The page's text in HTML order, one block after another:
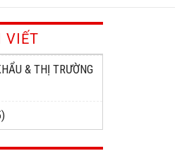
VIẾT
& THỊ TRƯỜNG